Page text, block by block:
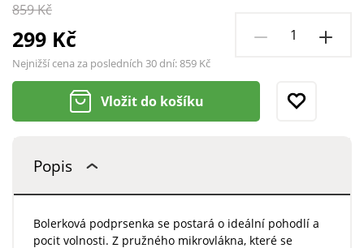
859 Kč
299 Kč
Nejnižší cena za posledních 30 dní:859 Kč
Vložit do košíku
Popis
Bolerková podprsenka se postará o ideální pohodlí a
pocit volnosti. Z pružného mikrovlákna, které se